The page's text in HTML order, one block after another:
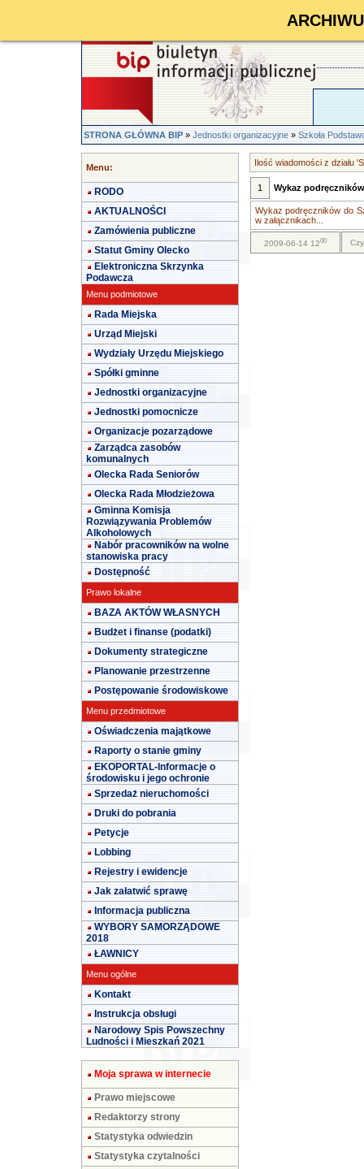
STRONA GŁÓWNA BIP»Jednostki organizacyjne»Szkoła
Menu:
RODO
AKTUALNOŚCI
Zamówienia publiczne
Statut Gminy Olecko
Elektroniczna Skrzynka
Podawcza
Menu podmiotowe
Rada Miejska
Urząd Miejski
Wydziały Urzędu Miejskiego
Spółki gminne
Jednostki organizacyjne
Jednostki pomocnicze
Organizacje pozarządowe
Zarządca zasobów
komunalnych
Olecka Rada Seniorów
Olecka Rada Młodzieżowa
Gminna Komisja
Rozwiązywania Problemów
Alkoholowych
Nabór pracowników na wolne
stanowiska pracy
Dostępność
Prawo lokalne
BAZA AKTÓW WŁASNYCH
Budżet i finanse (podatki)
Dokumenty strategiczne
Planowanie przestrzenne
Postępowanie środowiskowe
Menu przedmiotowe
Oświadczenia majątkowe
Raporty o stanie gminy
EKOPORTAL-Informacje o
środowisku i jego ochronie
Sprzedaż nieruchomości
Druki do pobrania
Petycje
Lobbing
Rejestry i ewidencje
Jak załatwić sprawę
Informacja publiczna
WYBORY SAMORZĄDOWE
2018
ŁAWNICY
Menu ogólne
Kontakt
Instrukcja obsługi
Narodowy Spis Powszechny
Ludności i Mieszkań 2021
Moja sprawa w internecie
Prawo miejscowe
Redaktorzy strony
Statystyka odwiedzin
Statystyka czytalności
Ilość wiadomości z działu
1 Wykaz
Wykaz podręczników do
w załącznikach...
2009-06-14 1200